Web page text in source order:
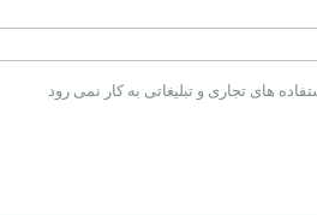
های تجاری و تبلیغاتی به کار نمی رود